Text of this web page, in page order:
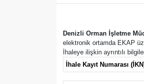
Denizli Orman İşletme
elektronik ortamda EKAP
İhaleye ilişkin ayrıntılı
İhale Kayıt Numarası
Son Dakika Haberleri
Haber Arşivi